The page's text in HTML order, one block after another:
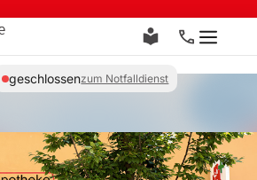
Menü
geschlossenzum Notfalldienst